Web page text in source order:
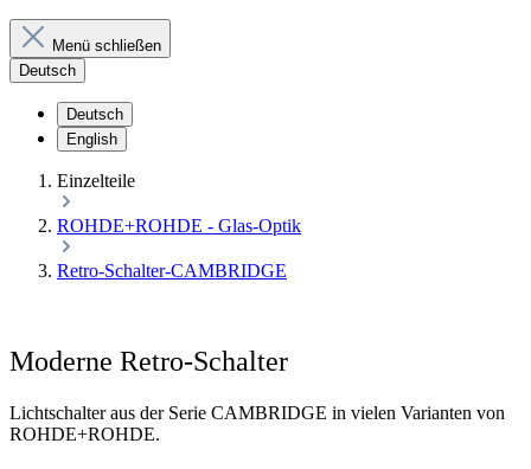
Menü schließen
Deutsch
Deutsch
English
Einzelteile
ROHDE+ROHDE - Glas-Optik
Retro-Schalter-CAMBRIDGE
Moderne Retro-Schalter
Lichtschalter aus der Serie CAMBRIDGE in vielen Varianten von
ROHDE+ROHDE.